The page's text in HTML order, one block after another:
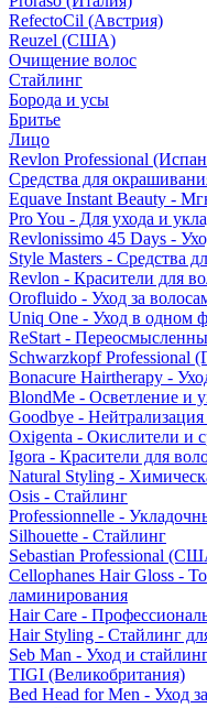
RefectoCil (Австрия)
Reuzel (США)
Очищение волос
Стайлинг
Борода и усы
Бритье
Лицо
Revlon Professional
Средства для
Equave Instant Beauty -
Pro You - Для ухода и
Revlonissimo 45 Days -
Style Masters - Средства
Revlon - Красители для
Orofluido - Уход за
Uniq One - Уход в одном
ReStart -
Schwarzkopf Professional
Bonacure Hairtherapy -
BlondMe - Осветление и
Goodbye -
Oxigenta - Окислители и
Igora - Красители для
Natural Styling -
Osis - Стайлинг
Professionnelle -
Silhouette - Стайлинг
Sebastian Professional
Cellophanes Hair Gloss -
ламинирования
Hair Care -
Hair Styling - Стайлинг
Seb Man - Уход и
TIGI (Великобритания)
Bed Head for Men - Уход